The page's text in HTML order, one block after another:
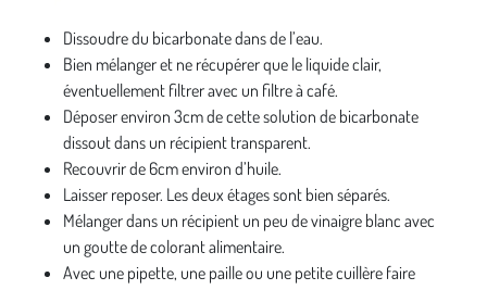
Dissoudre du bicarbonate dans de l’eau.
Bien mélanger et ne récupérer que le liquide clair,
éventuellement filtrer avec un filtre à café.
Déposer environ 3cm de cette solution de bicarbonate
dissout dans un récipient transparent.
Recouvrir de 6cm environ d’huile.
Laisser reposer. Les deux étages sont bien séparés.
Mélanger dans un récipient un peu de vinaigre blanc avec
un goutte de colorant alimentaire.
Avec une pipette, une paille ou une petite cuillère faire